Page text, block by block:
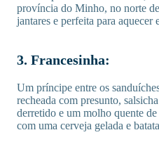
província do Minho, no norte
jantares e perfeita para aquecer
3. Francesinha:
Um príncipe entre os
recheada com presunto,
derretido e um molho quente
com uma cerveja gelada e